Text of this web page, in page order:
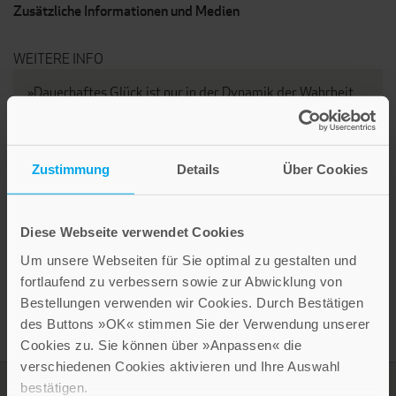
Zustimmung Details Über Cookies
Diese Webseite verwendet Cookies
Um unsere Webseiten für Sie optimal zu gestalten und
fortlaufend zu verbessern sowie zur Abwicklung von
Bestellungen verwenden wir Cookies. Durch Bestätigen
des Buttons »OK« stimmen Sie der Verwendung unserer
Cookies zu. Sie können über »Anpassen« die
verschiedenen Cookies aktivieren und Ihre Auswahl
bestätigen.
Zusätzliche Informationen und Medien
WEITERE INFO
»Dauerhaftes Glück ist nur in der Dynamik der Wahrheit
möglich. Es kann nicht im Rausch, nicht in der Ich-
Bezogenheit, nicht in der Sucht nach starken Gefühlen
wachsen. Es muss sich in dem ansiedeln, was echt und
authentisch, eben wahrhaftig, ist.«